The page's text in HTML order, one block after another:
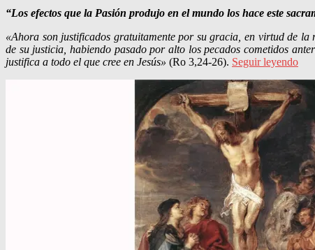
“Los efectos que la Pasión produjo en el mundo los hace este
«Ahora son justificados gratuitamente por su gracia, en virtud de
de su justicia, habiendo pasado por alto los pecados cometidos
justifica a todo el que cree en Jesús» (Ro 3,24-26). Seguir leyendo